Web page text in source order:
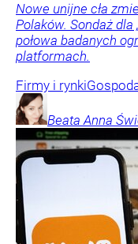
Nowe unijne cła
Polaków. Sondaż dla
połowa badanych
platformach.
Firmy i rynki
Beata Anna